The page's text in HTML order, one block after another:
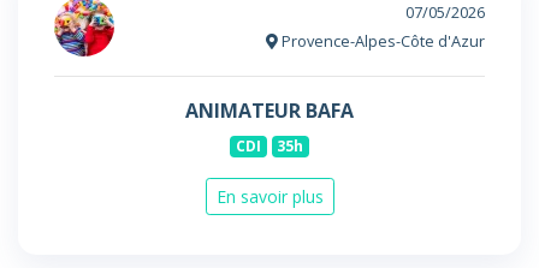
07/05/2026
Provence-Alpes-Côte d'Azur
ANIMATEUR BAFA
CDI 35h
En savoir plus